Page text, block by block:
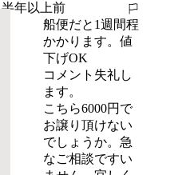
半年以上前
報告する
船便だと1週間程
かかります。値
下げOK
コメント失礼し
ます。
こちら6000円で
お譲り頂けない
でしょうか。急
なご相談ですい